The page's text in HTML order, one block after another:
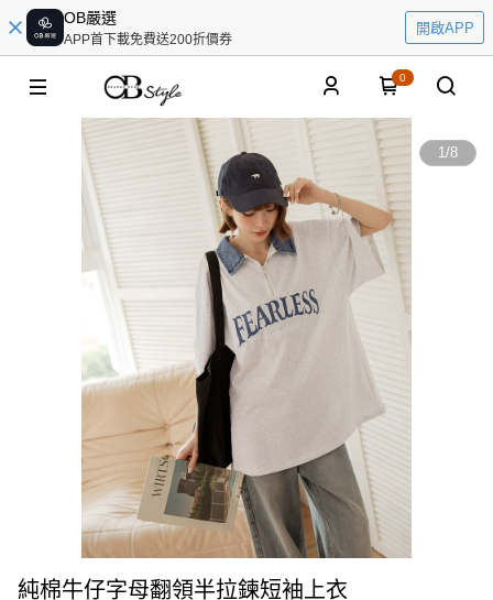
OB嚴選
APP首下載免費送200折價券
開啟APP
0
1/8
純棉牛仔字母翻領半拉鍊短袖上衣